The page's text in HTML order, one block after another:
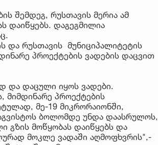
შემდეგ, რუსთავის მერია ამ
დაიწყებს. დაგეგმილია
და რუსთავის მუნიციპალიტეტის
პროექტების ვადების დაცვით
და დაცული იყოს ვადები.
მიმდინარე პროექტების
მე-19 მიკრორაიონში,
ბოლომდე უნდა დაასრულოს,
გზის მოწყობას დაიწყებს და
მოკლე ვადაში აღმოფხვრის",-